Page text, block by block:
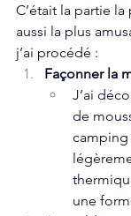
C’était la partie
aussi la plus
j’ai procédé :
Façonner la
J’ai
de
camping
une